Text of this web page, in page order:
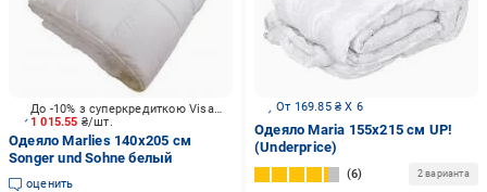
1 015.55 ₴/шт.
До -10% з суперкредиткою Visa Вигода
Одеяло Marlies 140x205 см
Songer und Sohne белый
оценить
От 169.85 ₴ X 6
Одеяло Maria 155x215 см UP!
(Underprice)
6 2 варианта